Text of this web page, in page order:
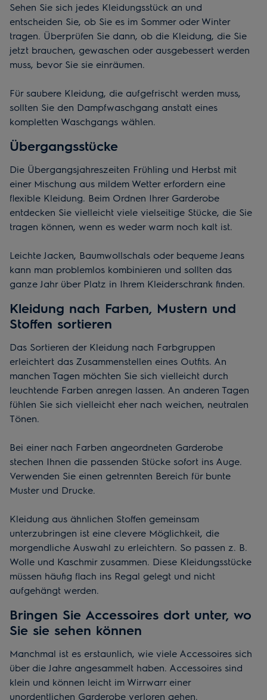
Sehen Sie sich jedes Kleidungsstück an und
entscheiden Sie, ob Sie es im Sommer oder Winter
tragen. Überprüfen Sie dann, ob die Kleidung, die Sie
jetzt brauchen, gewaschen oder ausgebessert werden
muss, bevor Sie sie einräumen.
Für saubere Kleidung, die aufgefrischt werden muss,
sollten Sie den Dampfwaschgang anstatt eines
kompletten Waschgangs wählen.
Übergangsstücke
Die Übergangsjahreszeiten Frühling und Herbst mit
einer Mischung aus mildem Wetter erfordern eine
flexible Kleidung. Beim Ordnen Ihrer Garderobe
entdecken Sie vielleicht viele vielseitige Stücke, die Sie
tragen können, wenn es weder warm noch kalt ist.
Leichte Jacken, Baumwollschals oder bequeme Jeans
kann man problemlos kombinieren und sollten das
ganze Jahr über Platz in Ihrem Kleiderschrank finden.
Kleidung nach Farben, Mustern und
Stoffen sortieren
Das Sortieren der Kleidung nach Farbgruppen
erleichtert das Zusammenstellen eines Outfits. An
manchen Tagen möchten Sie sich vielleicht durch
leuchtende Farben anregen lassen. An anderen Tagen
fühlen Sie sich vielleicht eher nach weichen, neutralen
Tönen.
Bei einer nach Farben angeordneten Garderobe
stechen Ihnen die passenden Stücke sofort ins Auge.
Verwenden Sie einen getrennten Bereich für bunte
Muster und Drucke.
Kleidung aus ähnlichen Stoffen gemeinsam
unterzubringen ist eine clevere Möglichkeit, die
morgendliche Auswahl zu erleichtern. So passen z. B.
Wolle und Kaschmir zusammen. Diese Kleidungsstücke
müssen häufig flach ins Regal gelegt und nicht
aufgehängt werden.
Bringen Sie Accessoires dort unter, wo
Sie sie sehen können
Manchmal ist es erstaunlich, wie viele Accessoires sich
über die Jahre angesammelt haben. Accessoires sind
klein und können leicht im Wirrwarr einer
unordentlichen Garderobe verloren gehen.